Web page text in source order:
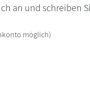
an und schreiben
möglich)